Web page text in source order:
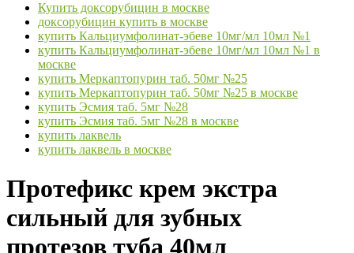
Купить доксорубицин в москве
доксорубицин купить в москве
купить Кальциумфолинат-эбеве 10мг/мл 10мл №1
купить Кальциумфолинат-эбеве 10мг/мл 10мл №1 в
москве
купить Меркаптопурин таб. 50мг №25
купить Меркаптопурин таб. 50мг №25 в москве
купить Эсмия таб. 5мг №28
купить Эсмия таб. 5мг №28 в москве
купить лаквель
купить лаквель в москве
Протефикс крем экстра
сильный для зубных
протезов туба 40мл